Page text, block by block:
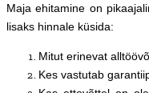
Maja ehitamine on
lisaks hinnale küsida:
Mitut erinevat
Kes vastutab